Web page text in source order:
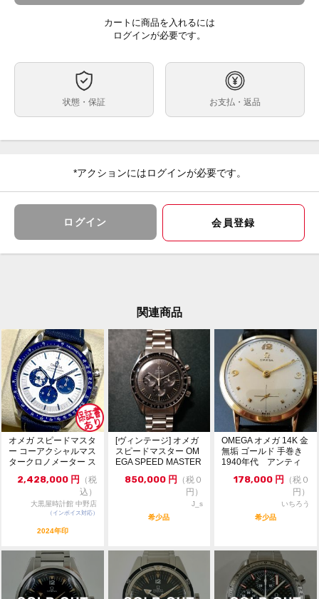
ステンレス
元箱、説明書、保証書、元のまま全て完備
正規店にて購入後、使用しておりません。
正規品のステンレスベルトが付属します。
しまいました。
必要に応じて交渉可能ですので、遠慮なくお申し付けく
ださい。
スヌーピーが、付属品含め、あらゆるところにデザイン
されております。
かなり可愛いので、女性にも問題なく使用いただけま
す。
ファブリックのベルトは新品のままです。
ご検討のほど、よろしくお願いします。
カートに商品を入れるには
ログインが必要です。
状態・保証 お支払・返品
*アクションにはログインが必要です。
ログイン 会員登録
関連商品
オメガ スピードマスタ
ー コーアクシャルマス
タークロノメーター ス
2,428,000 円
（税
込）
大黒屋時計館 中野店
（インボイス対応）
2024年印
[ヴィンテージ] オメガ
スピードマスター OM
EGA SPEED MASTER
850,000 円
（税０
円）
J_s
希少品
OMEGA オメガ 14K 金
無垢 ゴールド 手巻き
1940年代 アンティ
178,000 円
（税０
円）
いちろう
希少品